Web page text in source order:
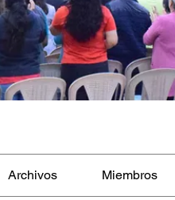
Archivos Miembros